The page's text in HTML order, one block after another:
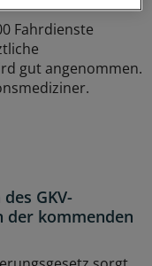
Fahrdienste
gut angenommen.
GKV-
der kommenden